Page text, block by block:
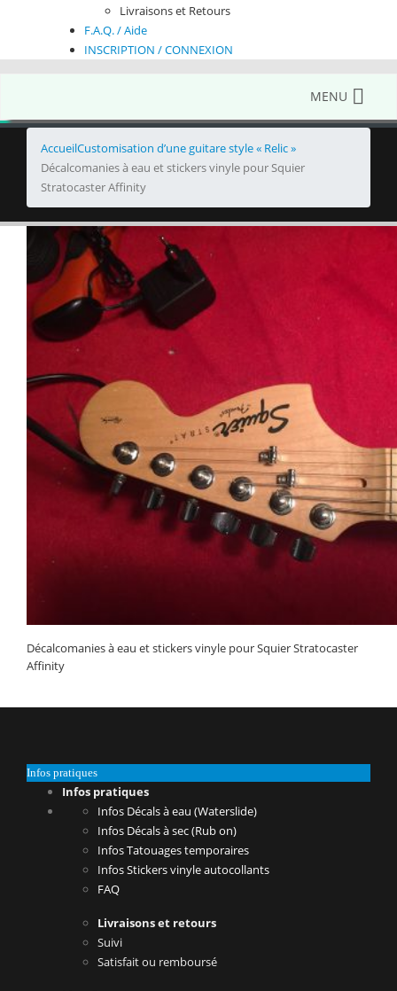
Livraisons et Retours
F.A.Q. / Aide
INSCRIPTION / CONNEXION
MENU
AccueilCustomisation d’une guitare style « Relic »
Décalcomanies à eau et stickers vinyle pour Squier
Stratocaster Affinity
Décalcomanies à eau et stickers vinyle pour Squier Stratocaster
Affinity
Infos pratiques
Infos pratiques
Infos Décals à eau (Waterslide)
Infos Décals à sec (Rub on)
Infos Tatouages temporaires
Infos Stickers vinyle autocollants
FAQ
Livraisons et retours
Suivi
Satisfait ou remboursé